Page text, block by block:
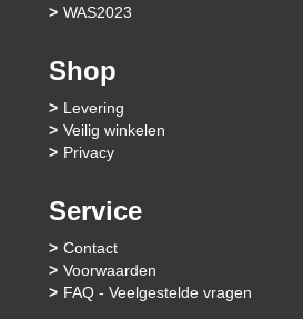
WAS2023
Shop
Levering
Veilig winkelen
Privacy
Service
Contact
Voorwaarden
FAQ - Veelgestelde vragen